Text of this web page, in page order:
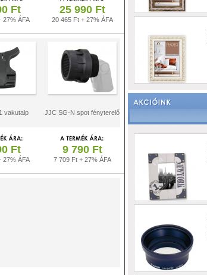
Ft
27% ÁFA
25 990 Ft
20 465 Ft + 27% ÁFA
vakutalp JJC SG-N spot fényterelő
Ft
27% ÁFA
9 790 Ft
7 709 Ft + 27% ÁFA